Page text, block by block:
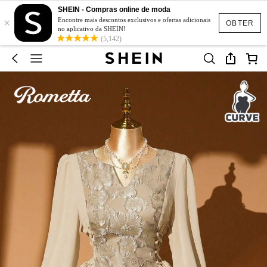
OBTER
×
SHEIN - Compras online de moda
Encontre mais descontos exclusivos e ofertas adicionais
no aplicativo da SHEIN!
(5,142)